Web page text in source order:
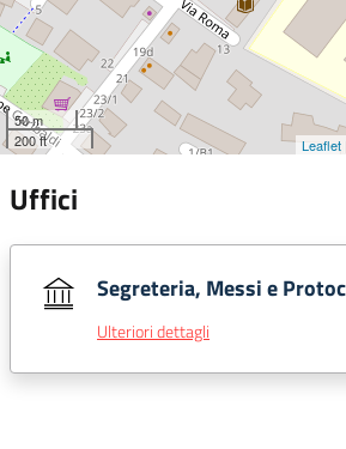
50 m
200 ft
Leaflet
Uffici
Segreteria, Messi e
Ulteriori dettagli